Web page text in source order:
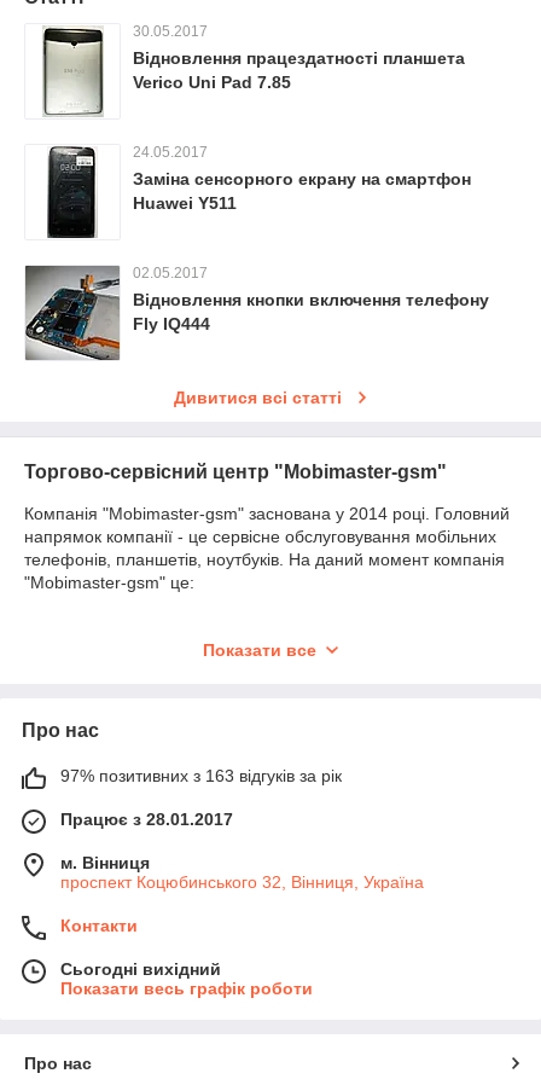
30.05.2017
Відновлення працездатності планшета
Verico Uni Pad 7.85
24.05.2017
Заміна сенсорного екрану на смартфон
Huawei Y511
02.05.2017
Відновлення кнопки включення телефону
Fly IQ444
Дивитися всі статті
Торгово-сервісний центр "Mobimaster-gsm"
Компанія "Mobimaster-gsm" заснована у 2014 році. Головний
напрямок компанії - це сервісне обслуговування мобільних
телефонів, планшетів, ноутбуків. На даний момент компанія
"Mobimaster-gsm" це:
Показати все
Про нас
97% позитивних з 163 відгуків за рік
Працює з 28.01.2017
м. Вінниця
проспект Коцюбинського 32, Вінниця, Україна
Контакти
Сьогодні вихідний
Показати весь графік роботи
Про нас